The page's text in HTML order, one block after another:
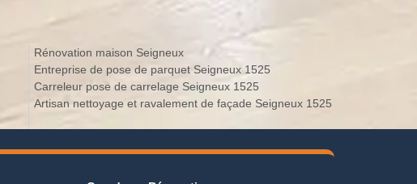
Rénovation maison Seigneux
Entreprise de pose de parquet Seigneux 1525
Carreleur pose de carrelage Seigneux 1525
Artisan nettoyage et ravalement de façade Seigneux 1525